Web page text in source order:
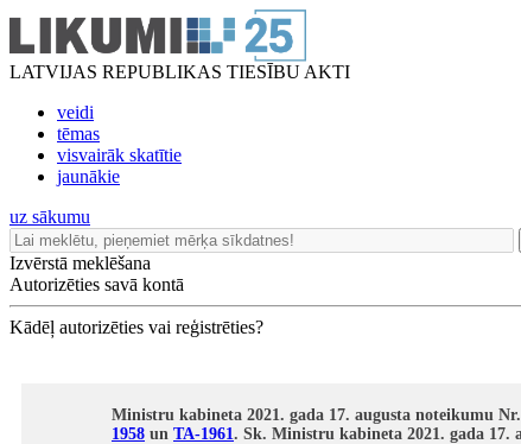
LATVIJAS REPUBLIKAS TIESĪBU AKTI
veidi
tēmas
visvairāk skatītie
jaunākie
uz sākumu
Izvērstā meklēšana
Autorizēties savā kontā
Kādēļ autorizēties vai reģistrēties?
Ministru kabineta 2021. gada 17. augusta noteikumu
1958 un TA-1961. Sk. Ministru kabineta 2021. gada 17.